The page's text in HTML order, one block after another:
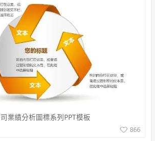
業績分析圖標系列PPT模板
866